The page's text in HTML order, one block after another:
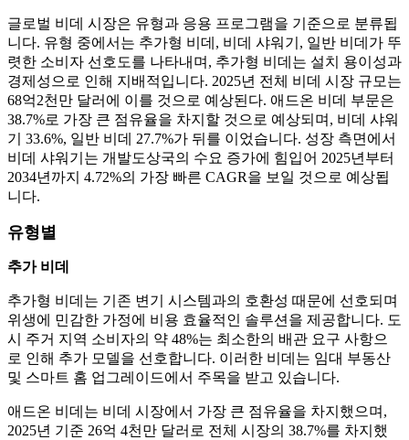
글로벌 비데 시장은 유형과 응용 프로그램을 기준으로 분류됩
니다. 유형 중에서는 추가형 비데, 비데 샤워기, 일반 비데가 뚜
렷한 소비자 선호도를 나타내며, 추가형 비데는 설치 용이성과
경제성으로 인해 지배적입니다. 2025년 전체 비데 시장 규모는
68억2천만 달러에 이를 것으로 예상된다. 애드온 비데 부문은
38.7%로 가장 큰 점유율을 차지할 것으로 예상되며, 비데 샤워
기 33.6%, 일반 비데 27.7%가 뒤를 이었습니다. 성장 측면에서
비데 샤워기는 개발도상국의 수요 증가에 힘입어 2025년부터
2034년까지 4.72%의 가장 빠른 CAGR을 보일 것으로 예상됩
니다.
유형별
추가 비데
추가형 비데는 기존 변기 시스템과의 호환성 때문에 선호되며
위생에 민감한 가정에 비용 효율적인 솔루션을 제공합니다. 도
시 주거 지역 소비자의 약 48%는 최소한의 배관 요구 사항으
로 인해 추가 모델을 선호합니다. 이러한 비데는 임대 부동산
및 스마트 홈 업그레이드에서 주목을 받고 있습니다.
애드온 비데는 비데 시장에서 가장 큰 점유율을 차지했으며,
2025년 기준 26억 4천만 달러로 전체 시장의 38.7%를 차지했